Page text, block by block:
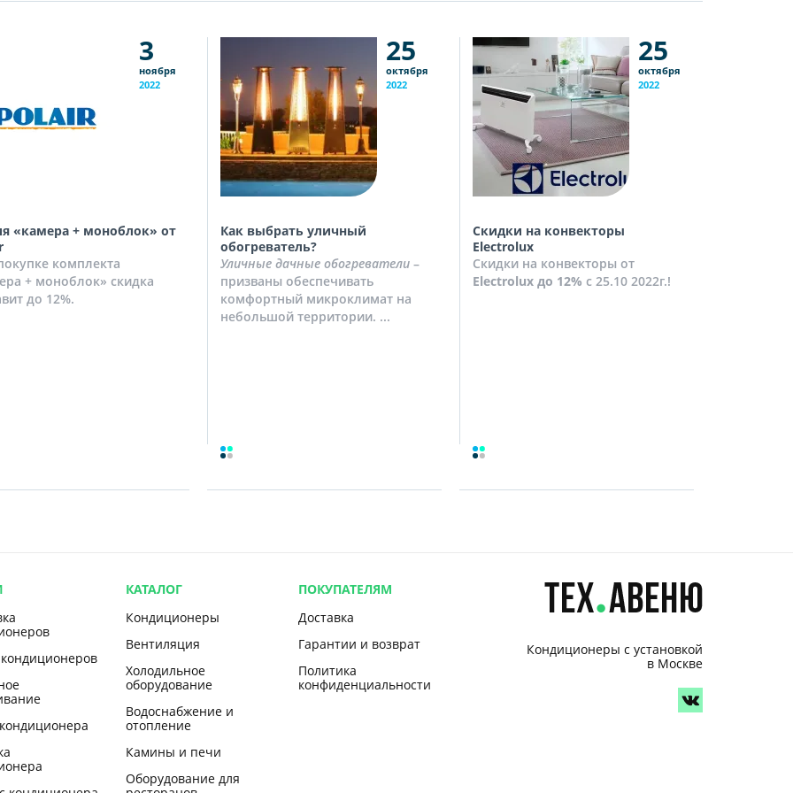
3
ноября
2022
«камера + моноблок» от
комплекта
+ моноблок» скидка
до 12%.
25
октября
2022
Как выбрать уличный
обогреватель?
Уличные дачные обогреватели –
призваны обеспечивать
комфортный микроклимат на
небольшой территории. ...
25
октября
2022
Скидки на конвекторы
Electrolux
Скидки на конвекторы от
Electrolux до 12% с 25.10 2022г.!
КАТАЛОГ
Кондиционеры
Вентиляция
Холодильное
оборудование
Водоснабжение и
отопление
Камины и печи
Оборудование для
ПОКУПАТЕЛЯМ
Доставка
Гарантии и возврат
Политика
конфиденциальности
Кондиционеры с установкой
в Москве